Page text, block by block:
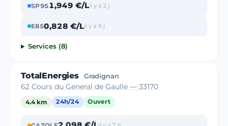
SP951,949 €/Lil y a 2 j
E850,828 €/Lil y a 9 j
Services (8)
TotalEnergies Gradignan
62 Cours du General de Gaulle — 33170
4.4 km 24h/24 Ouvert